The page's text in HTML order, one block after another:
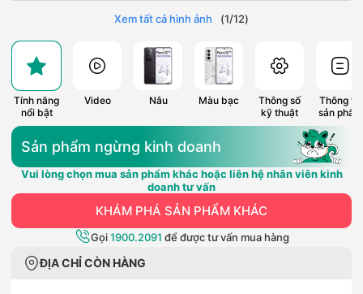
Xem tất cả hình ảnh (1/12)
Tính năng
nổi bật
Video Nâu Màu bạc
Thông số
kỹ thuật
Thông tin
sản phẩm
Sản phẩm ngừng kinh doanh
Vui lòng chọn mua sản phẩm khác hoặc liên hệ nhân viên kinh
doanh tư vấn
KHÁM PHÁ SẢN PHẨM KHÁC
Gọi1900.2091 để được tư vấn mua hàng
ĐỊA CHỈ CÒN HÀNG